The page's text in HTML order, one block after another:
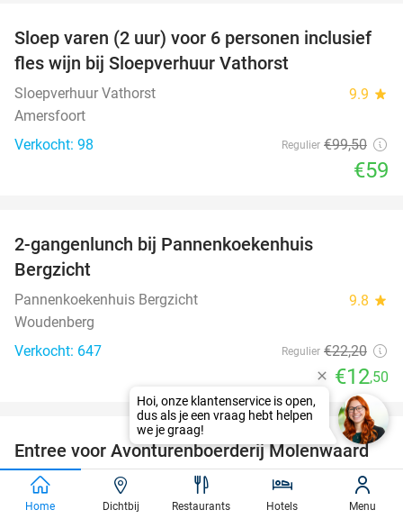
41%
Sloep varen (2 uur) voor 6 personen inclusief
fles wijn bij Sloepverhuur Vathorst
Sloepverhuur Vathorst 9.9 star
Amersfoort
Verkocht: 98
Regulier €99,50
€59
2-gangenlunch bij Pannenkoekenhuis
Bergzicht
Pannenkoekenhuis Bergzicht 9.8 star
Woudenberg
Verkocht: 647
Regulier €22,20
€12,50
27%
favorite_border
Entree voor Avonturenboerderij Molenwaard
Avonturenboerderij Molenwaard
Groot-Ammers
Home Dichtbij Restaurants Hotels Menu